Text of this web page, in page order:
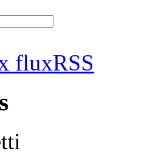
fluxRSS